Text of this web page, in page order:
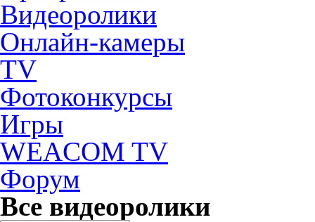
Видеоролики
Онлайн-камеры
TV
Фотоконкурсы
Игры
WEACOM TV
Форум
Все видеоролики